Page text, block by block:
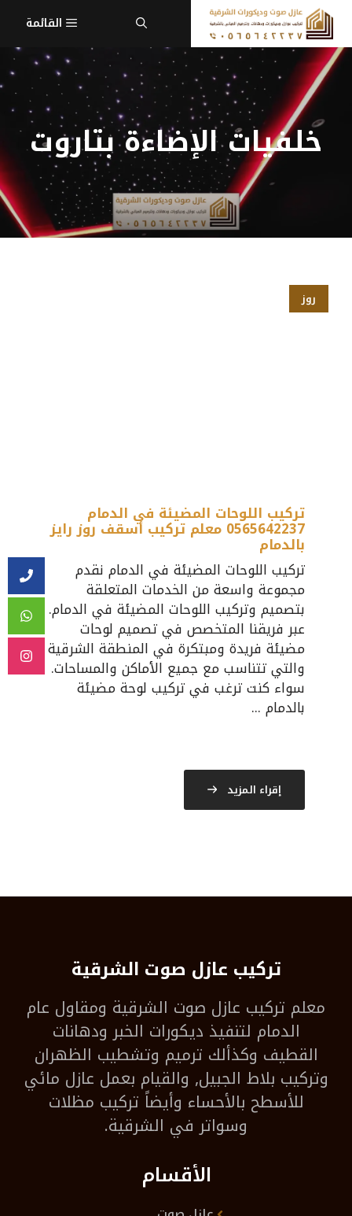
انتقل
إلى
المحتوى
القائمة
خلفيات الإضاءة بتاروت
روز
تركيب اللوحات المضيئة في الدمام
0565642237 معلم تركيب أسقف روز رايز
بالدمام
تركيب اللوحات المضيئة في الدمام نقدم
مجموعة واسعة من الخدمات المتعلقة
بتصميم وتركيب اللوحات المضيئة في الدمام.
عبر فريقنا المتخصص في تصميم لوحات
مضيئة فريدة ومبتكرة في المنطقة الشرقية
والتي تتناسب مع جميع الأماكن والمساحات.
سواء كنت ترغب في تركيب لوحة مضيئة
بالدمام ...
إقراء المزيد
تركيب عازل صوت الشرقية
معلم تركيب عازل صوت الشرقية ومقاول عام
الدمام لتنفيذ ديكورات الخبر ودهانات
القطيف وكذألك ترميم وتشطيب الظهران
وتركيب بلاط الجبيل, والقيام بعمل عازل مائي
للأسطح بالأحساء وأيضاً تركيب مظلات
وسواتر في الشرقية.
الأقسام